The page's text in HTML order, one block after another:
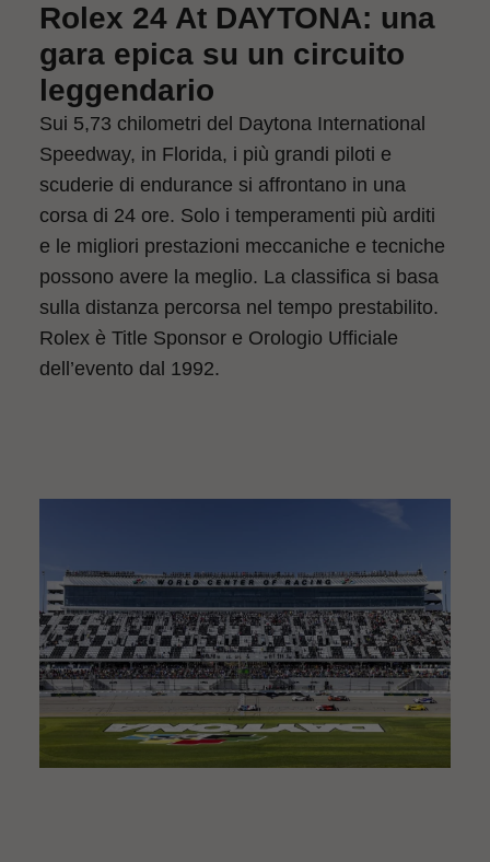
Rolex 24 At DAYTONA: una
gara epica su un circuito
leggendario
Sui 5,73 chilometri del Daytona International
Speedway, in Florida, i più grandi piloti e
scuderie di endurance si affrontano in una
corsa di 24 ore. Solo i temperamenti più arditi
e le migliori prestazioni meccaniche e tecniche
possono avere la meglio. La classifica si basa
sulla distanza percorsa nel tempo prestabilito.
Rolex è Title Sponsor e Orologio Ufficiale
dell’evento dal 1992.